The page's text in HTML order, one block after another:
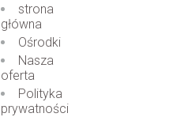
strona
główna
Ośrodki
Nasza
oferta
Polityka
prywatności